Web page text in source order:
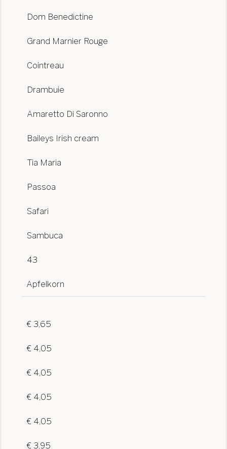
Dom Benedictine
Grand Marnier Rouge
Cointreau
Drambuie
Amaretto Di Saronno
Baileys Irish cream
Tia Maria
Passoa
Safari
Sambuca
43
Apfelkorn
€ 3,65
€ 4,05
€ 4,05
€ 4,05
€ 4,05
€ 3,95